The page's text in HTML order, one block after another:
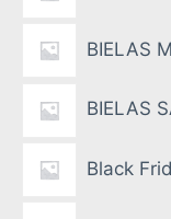
BIELAS
BIELAS
Black